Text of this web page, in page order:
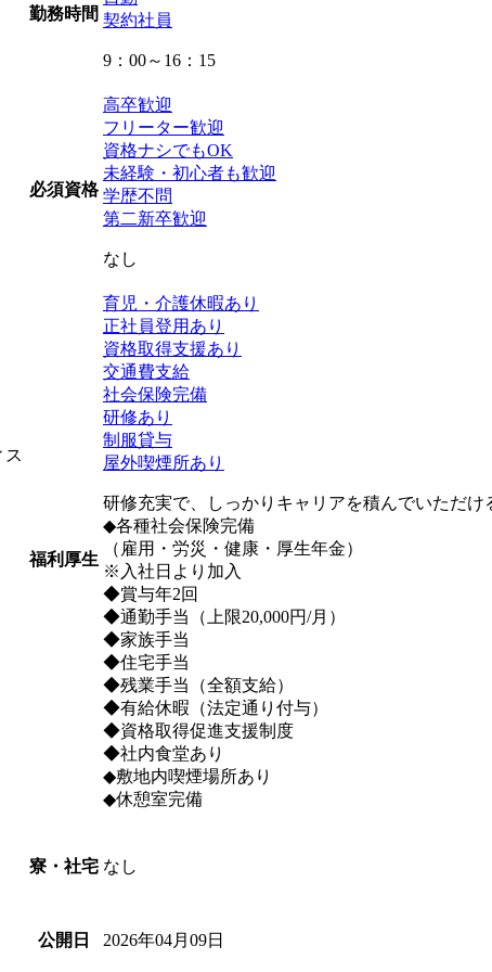
ス
勤務時間 契約社員
9：00～16：15
必須資格
高卒歓迎
フリーター歓迎
資格ナシでもOK
未経験・初心者も歓迎
学歴不問
第二新卒歓迎
なし
福利厚生
育児・介護休暇あり
正社員登用あり
資格取得支援あり
交通費支給
社会保険完備
研修あり
制服貸与
屋外喫煙所あり
研修充実で、しっかりキャリアを積んでいただ
◆各種社会保険完備
（雇用・労災・健康・厚生年金）
※入社日より加入
◆賞与年2回
◆通勤手当（上限20,000円/月）
◆家族手当
◆住宅手当
◆残業手当（全額支給）
◆有給休暇（法定通り付与）
◆資格取得促進支援制度
◆社内食堂あり
◆敷地内喫煙場所あり
◆休憩室完備
寮・社宅 なし
公開日 2026年04月09日